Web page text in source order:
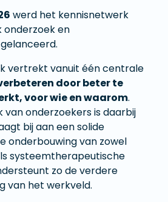
werd het kennisnetwerk
onderzoek en
vertrekt vanuit één centrale
door beter te
voor wie en waarom.
van onderzoekers is daarbij
bij aan een solide
onderbouwing van zowel
systeemtherapeutische
zo de verdere
van het werkveld.